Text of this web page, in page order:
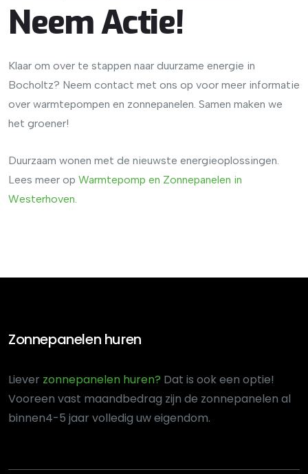
Neem Actie!
Klaar om over te stappen naar duurzame energie in
Bocholtz? Neem contact met ons op voor meer informatie
over warmtepompen en zonnepanelen. Samen maken we
het groener!
Duurzaam wonen met de nieuwste energieoplossingen.
Lees meer op Warmtepomp en Zonnepanelen in
Westerhoven.
Zonnepanelen huren
Liever zonnepanelen huren? Dat is ook een optie!
Vooreen vast maandbedrag zijn de zonnepanelen al
binnen4-5 jaar volledig uw eigendom.